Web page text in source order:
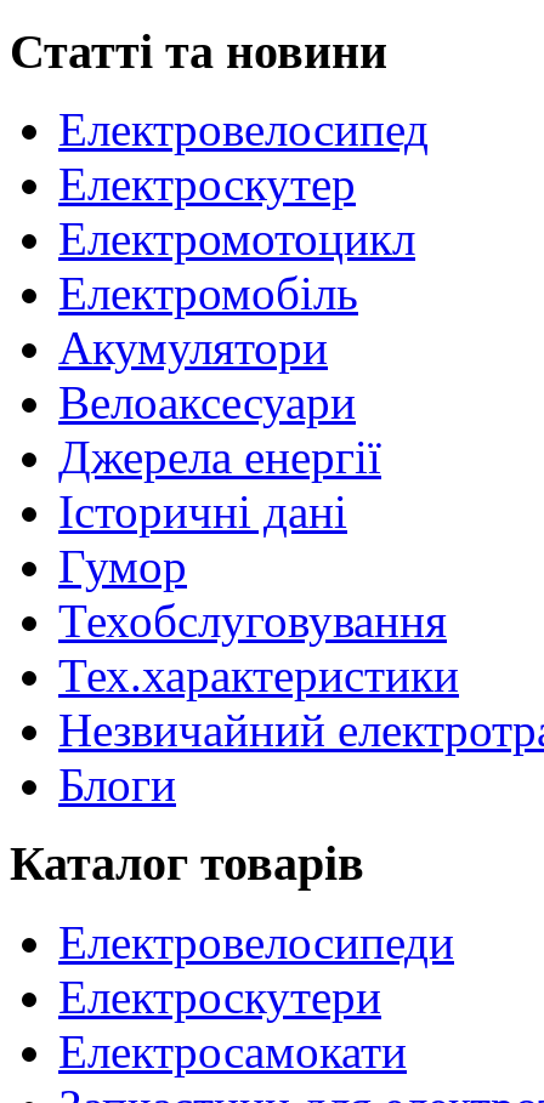
Статті та новини
Електровелосипед
Електроскутер
Електромотоцикл
Електромобіль
Акумулятори
Велоаксесуари
Джерела енергії
Історичні дані
Гумор
Техобслуговування
Тех.характеристики
Незвичайний
Блоги
Каталог товарів
Електровелосипеди
Електроскутери
Електросамокати